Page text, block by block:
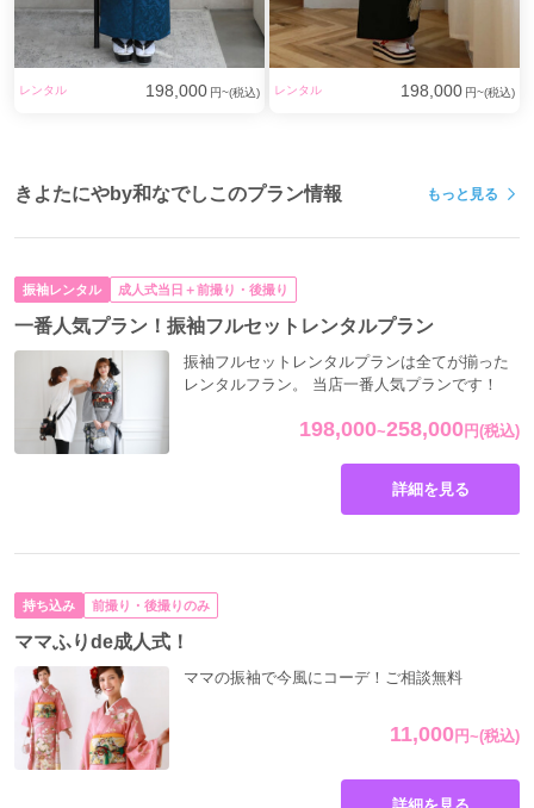
レンタル 198,000 円~(税込) レンタル 198,000 円~(税込)
きよたにやby和なでしこのプラン情報 もっと見る
振袖レンタル 成人式当日＋前撮り・後撮り
一番人気プラン！振袖フルセットレンタルプラン
198,000~258,000 円(税込)
振袖フルセットレンタルプランは全てが揃った
レンタルフラン。 当店一番人気プランです！
詳細を見る
持ち込み 前撮り・後撮りのみ
ママふりde成人式！
11,000円~(税込)
ママの振袖で今風にコーデ！ご相談無料